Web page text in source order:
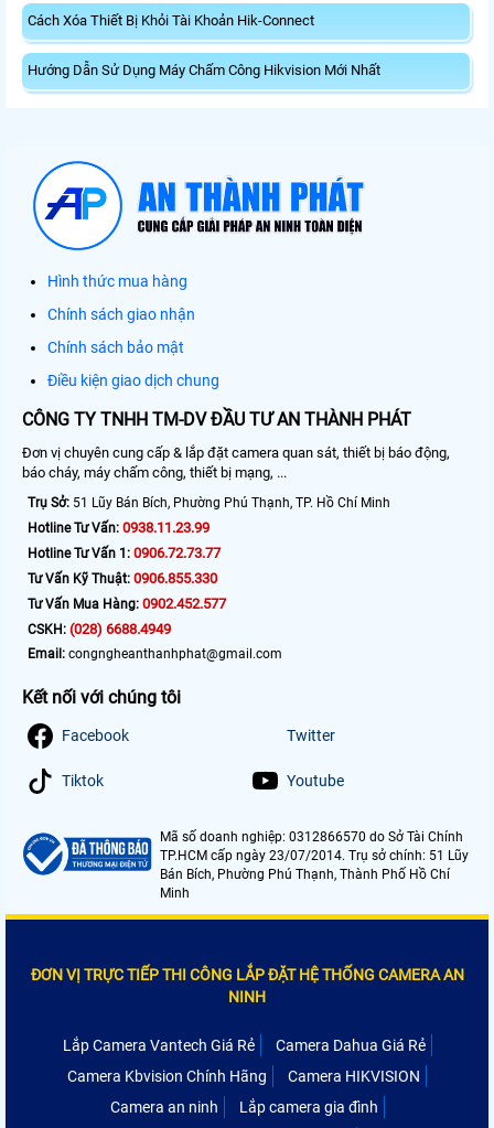
Cách Xóa Thiết Bị Khỏi Tài Khoản Hik-Connect
Hướng Dẫn Sử Dụng Máy Chấm Công Hikvision Mới Nhất
Hình thức mua hàng
Chính sách giao nhận
Chính sách bảo mật
Điều kiện giao dịch chung
CÔNG TY TNHH TM-DV ĐẦU TƯ AN THÀNH PHÁT
Đơn vị chuyên cung cấp & lắp đặt camera quan sát, thiết bị báo động,
báo cháy, máy chấm công, thiết bị mạng, ...
Trụ Sở: 51 Lũy Bán Bích, Phường Phú Thạnh, TP. Hồ Chí Minh
Hotline Tư Vấn: 0938.11.23.99
Hotline Tư Vấn 1: 0906.72.73.77
Tư Vấn Kỹ Thuật: 0906.855.330
Tư Vấn Mua Hàng: 0902.452.577
CSKH: (028) 6688.4949
Email: congngheanthanhphat@gmail.com
Kết nối với chúng tôi
Facebook Twitter
Tiktok Youtube
Mã số doanh nghiệp: 0312866570 do Sở Tài Chính
TP.HCM cấp ngày 23/07/2014. Trụ sở chính: 51 Lũy
Bán Bích, Phường Phú Thạnh, Thành Phố Hồ Chí
Minh
ĐƠN VỊ TRỰC TIẾP THI CÔNG LẮP ĐẶT HỆ THỐNG CAMERA AN
NINH
Lắp Camera Vantech Giá Rẻ
Camera Dahua Giá Rẻ
Camera Kbvision Chính Hãng
Camera HIKVISION
Camera an ninh
Lắp camera gia đình